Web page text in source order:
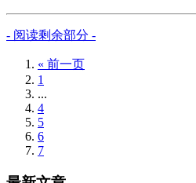
- 阅读剩余部分 -
« 前一页
1
...
4
5
6
7